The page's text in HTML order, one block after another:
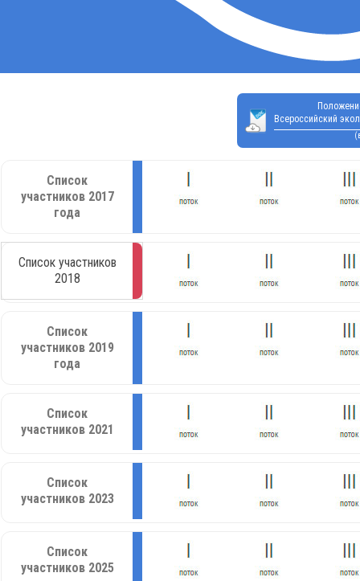
Всероссийский
Список
участников 2017
года
Список участников
2018
Список
участников 2019
года
Список
участников 2021
Список
участников 2023
Список
участников 2025